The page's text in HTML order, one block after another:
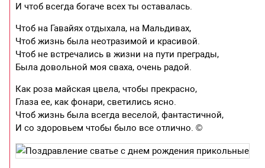
И чтоб всегда богаче всех ты оставалась.
Чтоб на Гавайях отдыхала, на Мальдивах,
Чтоб жизнь была неотразимой и красивой.
Чтоб не встречались в жизни на пути преграды,
Была довольной моя сваха, очень радой.
Как роза майская цвела, чтобы прекрасно,
Глаза ее, как фонари, светились ясно.
Чтоб жизнь была всегда веселой, фантастичной,
И со здоровьем чтобы было все отлично. ©